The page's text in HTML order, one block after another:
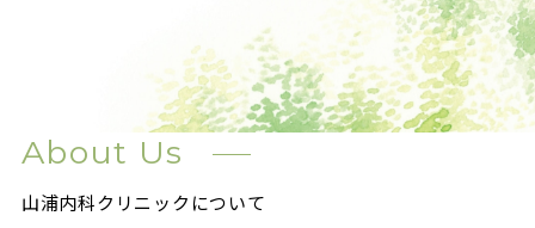
About Us
山浦内科クリニックについて